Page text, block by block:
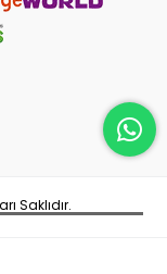
Saklıdır.